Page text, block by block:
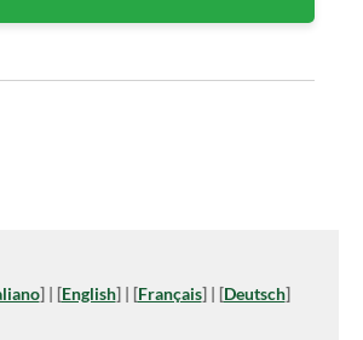
] | [English] | [Français] | [Deutsch]